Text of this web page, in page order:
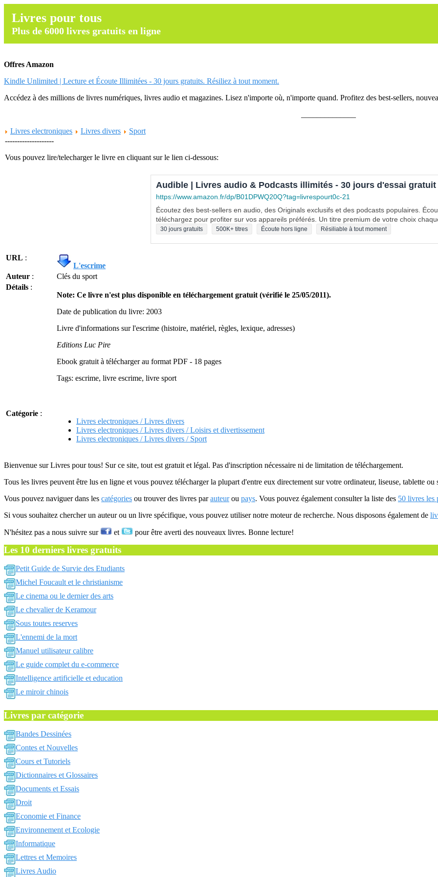
Livres pour tous
Plus de 6000 livres gratuits en ligne
Offres Amazon
Kindle Unlimited | Lecture et Écoute Illimitées - 30 jours gratuits. Résiliez à tout moment.
Accédez à des millions de livres numériques, livres audio et magazines. Lisez n'importe où, n'importe quand. Profitez des best-sellers,
Livres electroniques
Livres divers
Sport
--------------------
Vous pouvez lire/telecharger le livre en cliquant sur le lien ci-dessous:
Audible | Livres audio & Podcasts illimités - 30 jours d'essai gratuit
https://www.amazon.fr/dp/B01DPWQ20Q?tag=livrespourt0c-21
Écoutez des best-sellers en audio, des Originals exclusifs et des podcasts populaires.
téléchargez pour profiter sur vos appareils préférés. Un titre premium de votre choix
30 jours gratuits 500K+ titres Écoute hors ligne Résiliable à tout moment
URL :
L'escrime
Auteur :
Clés du sport
Détails :
Note: Ce livre n'est plus disponible en téléchargement gratuit (vérifié le 25/05/2011).
Date de publication du livre: 2003
Livre d'informations sur l'escrime (histoire, matériel, règles, lexique, adresses)
Editions Luc Pire
Ebook gratuit à télécharger au format PDF - 18 pages
Tags: escrime, livre escrime, livre sport
Catégorie :
Livres electroniques / Livres divers
Livres electroniques / Livres divers / Loisirs et divertissement
Livres electroniques / Livres divers / Sport
Bienvenue sur Livres pour tous! Sur ce site, tout est gratuit et légal. Pas d'inscription nécessaire ni de limitation de téléchargement.
Tous les livres peuvent être lus en ligne et vous pouvez télécharger la plupart d'entre eux directement sur votre ordinateur, liseuse, tablette ou
Vous pouvez naviguer dans les catégories ou trouver des livres parauteurou pays. Vous pouvez également consulter la liste des 50 livres les
Si vous souhaitez chercher un auteur ou un livre spécifique, vous pouvez utiliser notre moteur de recherche. Nous disposons également de
N'hésitez pas a nous suivre sur et pour être averti des nouveaux livres. Bonne lecture!
Les 10 derniers livres gratuits
Petit Guide de Survie des Etudiants
Michel Foucault et le christianisme
Le cinema ou le dernier des arts
Le chevalier de Keramour
Sous toutes reserves
L'ennemi de la mort
Manuel utilisateur calibre
Le guide complet du e-commerce
Intelligence artificielle et education
Le miroir chinois
Livres par catégorie
Bandes Dessinées
Contes et Nouvelles
Cours et Tutoriels
Dictionnaires et Glossaires
Documents et Essais
Droit
Economie et Finance
Environnement et Ecologie
Informatique
Lettres et Memoires
Livres Audio